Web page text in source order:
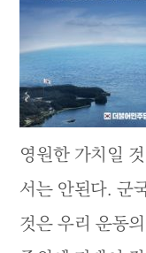
영원한 가치일
서는 안된다. 군
것은 우리 운동